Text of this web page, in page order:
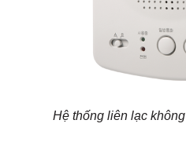
Hệ thống liên lạc